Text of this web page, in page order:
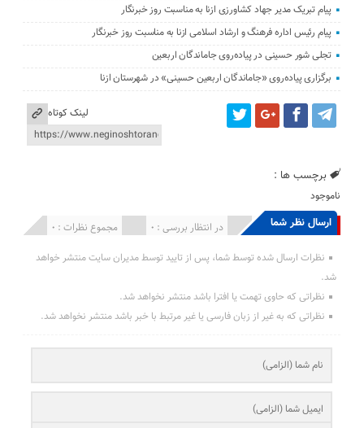
پیام تبریک مدیر جهاد کشاورزی ازنا به مناسبت روز خبرنگار
پیام رئیس اداره فرهنگ و ارشاد اسلامی ازنا به مناسبت روز خبرنگار
تجلی شور حسینی در پیاده‌روی جاماندگان اربعین
برگزاری پیاده‌روی «جاماندگان اربعین حسینی» در شهرستان ازنا
لینک کوتاه
برچسب ها :
ناموجود
ارسال نظر شما مجموع نظرات : 0 در انتظار بررسی : 0 انتشار یافته : 0
نظرات ارسال شده توسط شما، پس از تایید توسط مدیران سایت منتشر خواهد
شد.
نظراتی که حاوی تهمت یا افترا باشد منتشر نخواهد شد.
نظراتی که به غیر از زبان فارسی یا غیر مرتبط با خبر باشد منتشر نخواهد شد.